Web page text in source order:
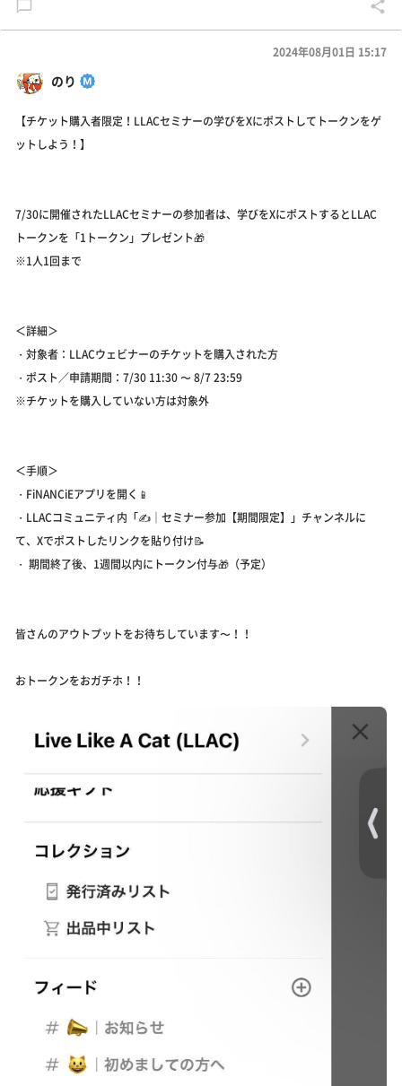
のり
2024年08月01日 15:17
【チケット購入者限定！LLACセミナーの学びをXにポストしてトークンをゲ
ットしよう！】
7/30に開催されたLLACセミナーの参加者は、学びをXにポストするとLLAC
トークンを「1トークン」プレゼント🎁
※1人1回まで
＜詳細＞
・対象者：LLACウェビナーのチケットを購入された方
・ポスト／申請期間：7/30 11:30 〜 8/7 23:59
※チケットを購入していない方は対象外
＜手順＞
・FiNANCiEアプリを開く📱
・LLACコミュニティ内「✍️｜セミナー参加【期間限定】」チャンネルに
て、Xでポストしたリンクを貼り付け📝
・ 期間終了後、1週間以内にトークン付与🎁（予定）
皆さんのアウトプットをお待ちしています〜！！
おトークンをおガチホ！！